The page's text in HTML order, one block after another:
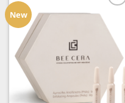
New
Αγαπημένα